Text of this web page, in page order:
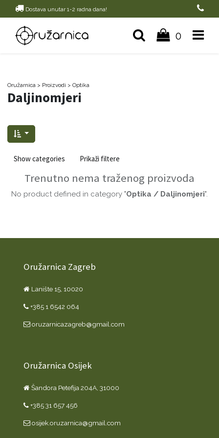
Dostava unutar 1-2 radna dana!
0
Oružarnica > Proizvodi > Optika
Daljinomjeri
Show categories Prikaži filtere
Trenutno nema traženog proizvoda
No product defined in category "Optika / Daljinomjeri".
Oružarnica Zagreb
Lanište 15, 10020
+385 1 6542 064
oruzarnicazagreb@gmail.com
Oružarnica Osijek
Šandora Petefija 204A, 31000
+385 31 657 456
osijek.oruzarnica@gmail.com